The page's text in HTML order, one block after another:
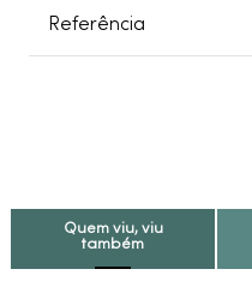
Referência
Quem viu, viu
também